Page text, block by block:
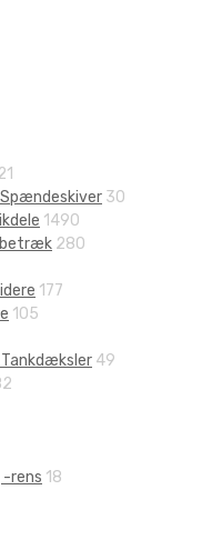
30
1490
280
177
105
Tankdæksler 49
rens 18